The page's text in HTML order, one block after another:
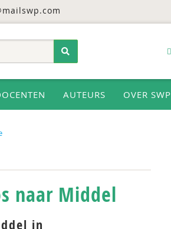
AUTEURS OVER SWP
naar Middel
in